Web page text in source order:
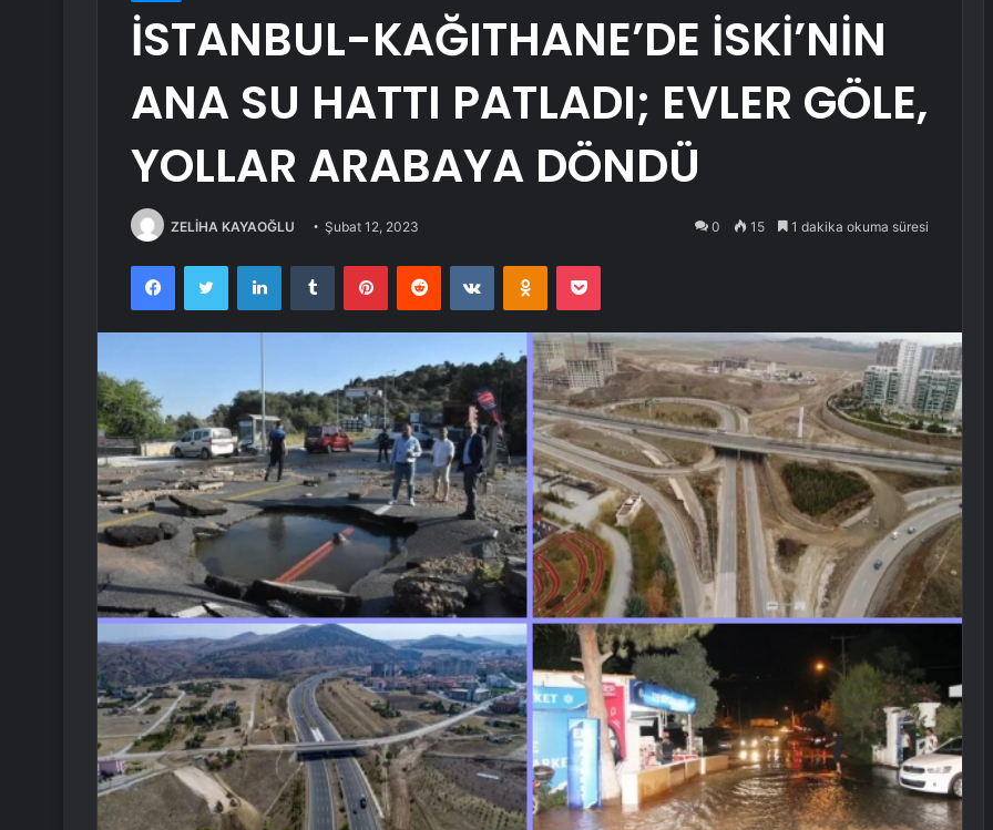
İSTANBUL-KAĞITHANE’DE İSKİ’NİN
ANA SU HATTI PATLADI; EVLER GÖLE,
YOLLAR ARABAYA DÖNDÜ
ZELİHA KAYAOĞLU Şubat 12, 2023 0 15 1 dakika okuma süresi
FacebookTwitter LinkedInTumblr PinterestReddit VKontakteOdnoklassniki
Pocket